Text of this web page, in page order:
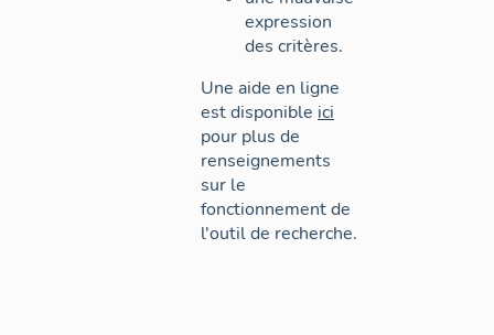
expression
des critères.
Une aide en ligne
est disponible ici
pour plus de
renseignements
sur le
fonctionnement de
l'outil de recherche.